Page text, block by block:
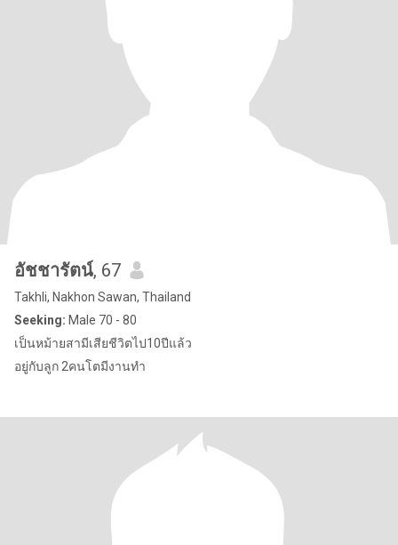
อัชชารัตน์, 67
Takhli, Nakhon Sawan, Thailand
Seeking: Male 70 - 80
เป็นหม้ายสามีเสียชีวิตไป10ปีแล้ว
อยู่กับลูก 2คนโตมีงานทำ